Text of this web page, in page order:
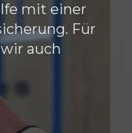
mit einer
Für
auch